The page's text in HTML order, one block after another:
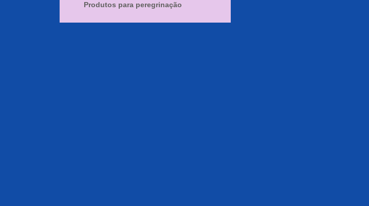
Produtos para peregrinação